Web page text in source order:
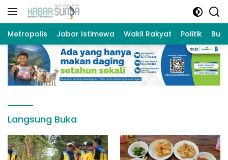
Langsung
Metropolis Jabar Istimewa Wakil Rakyat Politik
Langsung Buka